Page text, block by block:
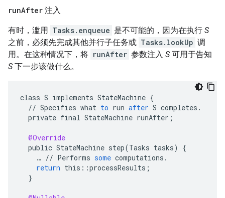
runAfter 注入
有时，滥用 Tasks.enqueue 是不可能的，因为在执行 S
之前，必须先完成其他并行子任务或 Tasks.lookUp 调
用。在这种情况下，将 runAfter 参数注入 S可用于告知
S下一步该做什么。
class S implements StateMachine {
// Specifies what to run after S completes .
private final StateMachine runAfter ;
@Override
public StateMachine step(Tasks tasks)
{
… // Performs some computations .
return this ::processResults ;
}